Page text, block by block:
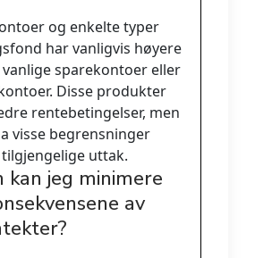
og enkelte typer
har vanligvis høyere
sparekontoer eller
Disse produkter
rentebetingelser, men
visse begrensninger
uttak.
kan jeg minimere
av